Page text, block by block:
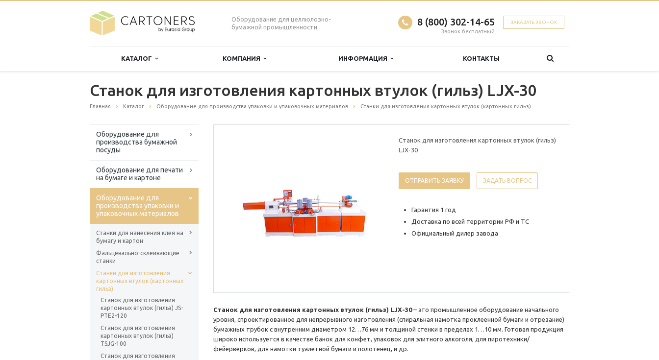
Оборудование для целлюлозно-
бумажной промышленности
ЗАКАЗАТЬ ЗВОНОК
8 (800) 302-14-65
Звонок бесплатный
КАТАЛОГ КОМПАНИЯ ИНФОРМАЦИЯ КОНТАКТЫ
Станок для изготовления картонных втулок (гильз) LJX-30
Главная Каталог Оборудование для производства упаковки и упаковочных материалов Станки для изготовления картонных втулок (картонных гильз)
Оборудование для
производства бумажной
посуды
Оборудование для печати
на бумаге и картоне
Оборудование для
производства упаковки и
упаковочных материалов
Станки для нанесения клея на
бумагу и картон
Фальцевально-склеивающие
станки
Станки для изготовления
картонных втулок (картонных
гильз)
Станок для изготовления
картонных втулок (гильз) JS-
PTE2-120
Станок для изготовления
картонных втулок (гильз)
TSJG-100
Станок для изготовления
Станок для изготовления картонных втулок (гильз)
LJX-30
ОТПРАВИТЬ ЗАЯВКУ ЗАДАТЬ ВОПРОС
Гарантия 1 год
Доставка по всей территории РФ и ТС
Официальный дилер завода
Станок для изготовления картонных втулок (гильз) LJX-30– это промышленное оборудование начального
уровня, спроектированное для непрерывного изготовления (спиральная намотка проклеенной бумаги и отрезание)
бумажных трубок с внутренним диаметром 12…76 мм и толщиной стенки в пределах 1…10 мм. Готовая продукция
широко используется в качестве банок для конфет, упаковок для элитного алкоголя, для пиротехники/
фейерверков, для намотки туалетной бумаги и полотенец, и др.